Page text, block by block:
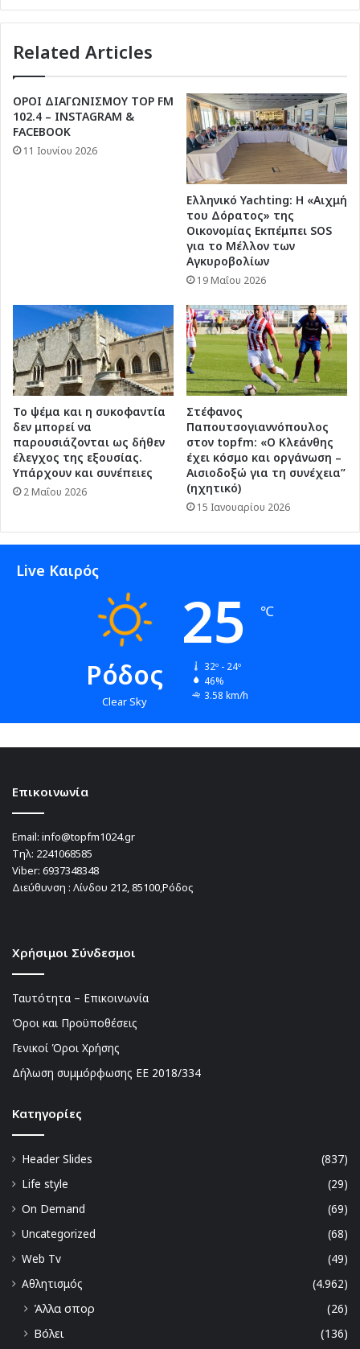
Related Articles
ΟΡΟΙ ΔΙΑΓΩΝΙΣΜΟΥ TOP FM
102.4 – INSTAGRAM &
FACEBOOK
11 Ιουνίου 2026
Ελληνικό Yachting: Η «Αιχμή
του Δόρατος» της
Οικονομίας Εκπέμπει SOS
για το Μέλλον των
Αγκυροβολίων
19 Μαΐου 2026
Το ψέμα και η συκοφαντία
δεν μπορεί να
παρουσιάζονται ως δήθεν
έλεγχος της εξουσίας.
Υπάρχουν και συνέπειες
2 Μαΐου 2026
Στέφανος
Παπουτσογιαννόπουλος
στον topfm: «Ο Κλεάνθης
έχει κόσμο και οργάνωση –
Αισιοδοξώ για τη συνέχεια”
(ηχητικό)
15 Ιανουαρίου 2026
Live Καιρός
Ρόδος
Clear Sky
25 ℃
32º - 24º
46%
3.58 km/h
Επικοινωνία
Email: info@topfm1024.gr
Τηλ: 2241068585
Viber: 6937348348
Διεύθυνση : Λίνδου 212, 85100,Ρόδος
Χρήσιμοι Σύνδεσμοι
Ταυτότητα – Επικοινωνία
Όροι και Προϋποθέσεις
Γενικοί Όροι Χρήσης
Δήλωση συμμόρφωσης ΕΕ 2018/334
Kατηγορίες
Header Slides
(837)
Life style
(29)
On Demand
(69)
Uncategorized
(68)
Web Tv
(49)
Αθλητισμός
(4.962)
Άλλα σπορ
(26)
Βόλει
(136)